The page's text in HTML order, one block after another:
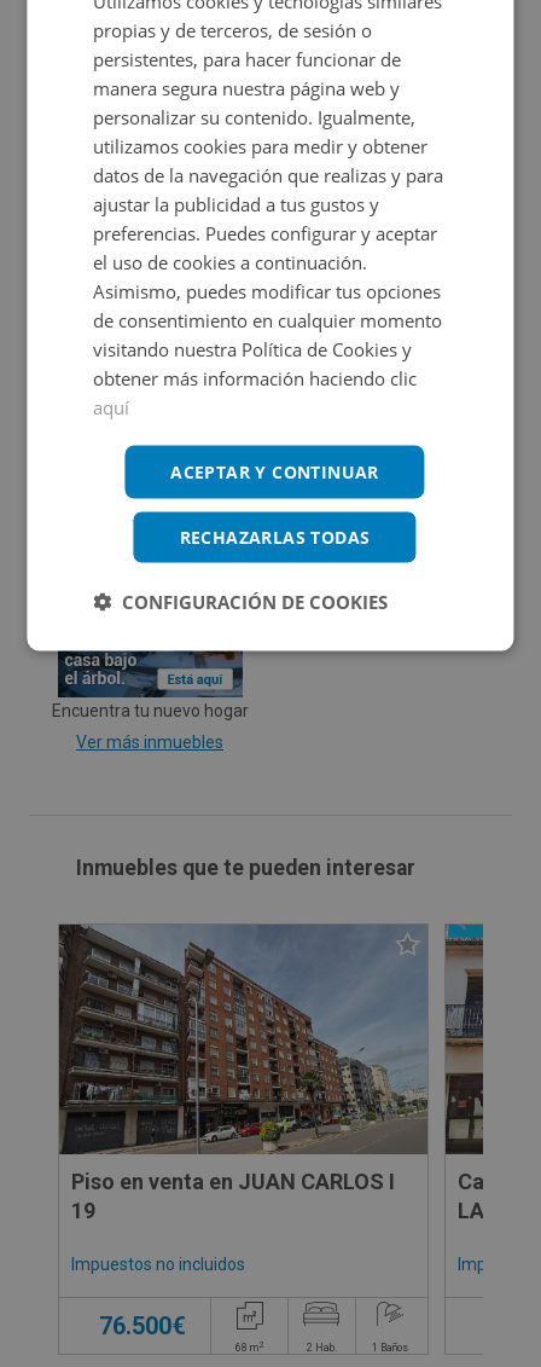
Certificado energético
Calificación de eficiencia energética
de vivienda terminado según RD
Promociones asociadas
Nuevo año, nuevo hogar
Encuentra tu nuevo hogar
Ver más inmuebles
Inmuebles que te pueden interesar
Piso en venta en JUAN CARLOS I
19
Impuestos no incluidos
76.500€
68 m2 2 Hab. 1 Baños
Casa en
LA
propias y de terceros, de sesión o
persistentes, para hacer funcionar de
manera segura nuestra página web y
personalizar su contenido. Igualmente,
utilizamos cookies para medir y obtener
datos de la navegación que realizas y para
ajustar la publicidad a tus gustos y
preferencias. Puedes configurar y aceptar
el uso de cookies a continuación.
Asimismo, puedes modificar tus opciones
de consentimiento en cualquier momento
visitando nuestra Política de Cookies y
obtener más información haciendo clic
aquí
ACEPTAR Y CONTINUAR
RECHAZARLAS TODAS
CONFIGURACIÓN DE COOKIES